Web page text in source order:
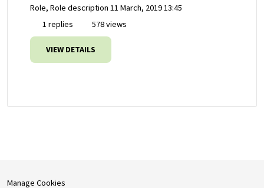
Role, Role description 11 March, 2019 13:45
1 replies
578 views
VIEW DETAILS
Manage Cookies